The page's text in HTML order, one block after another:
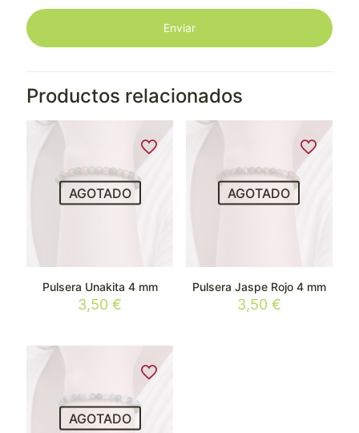
Productos relacionados
AGOTADO
Pulsera Unakita 4 mm
3,50€
AGOTADO
Pulsera Jaspe Rojo 4 mm
3,50 €
AGOTADO